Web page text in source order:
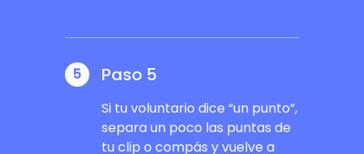
5 Paso 5
Si tu voluntario dice “un punto”,
separa un poco las puntas de
tu clip o compás y vuelve a